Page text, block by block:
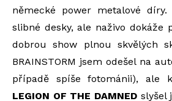
německé power metalové
slibné desky, ale naživo dokáže
dobrou show plnou skvělých
BRAINSTORM jsem odešel na
případě spíše fotománii), ale
LEGION OF THE DAMNED slyšel